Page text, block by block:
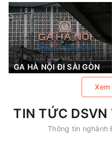
GA HÀ NỘI ĐI SÀI GÒN
TIN TỨC DSVN
Thông tin nghành